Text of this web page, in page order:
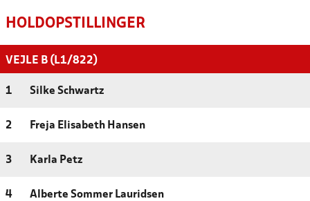
HOLDOPSTILLINGER
VEJLE B (L1/822)
1 Silke Schwartz
2 Freja Elisabeth Hansen
3 Karla Petz
4 Alberte Sommer Lauridsen